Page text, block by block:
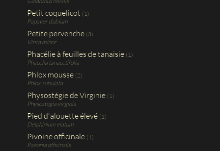
Petit coquelicot (1)
Papaver dubium
Petite pervenche (3)
Vinca minor
Phacélie à feuilles de tanaisie (1)
Phacelia tanacetifolia
Phlox mousse (2)
Phlox subulata
Physostégie de Virginie (1)
Physostegia virginia
Pied d'alouette élevé (1)
Delphinium elatum
Pivoine officinale (1)
Paeonia officinalis